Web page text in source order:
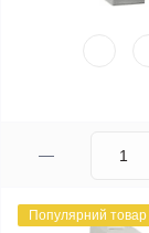
Популярний товар